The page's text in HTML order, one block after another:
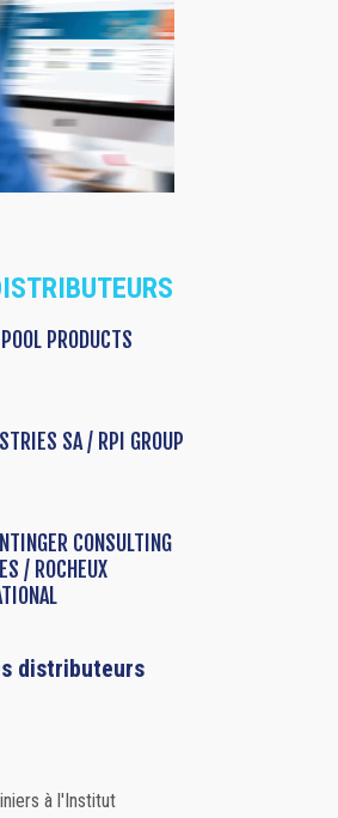
PRODUCTS
SA / RPI GROUP
CONSULTING
/ ROCHEUX
distributeurs
à l'Institut